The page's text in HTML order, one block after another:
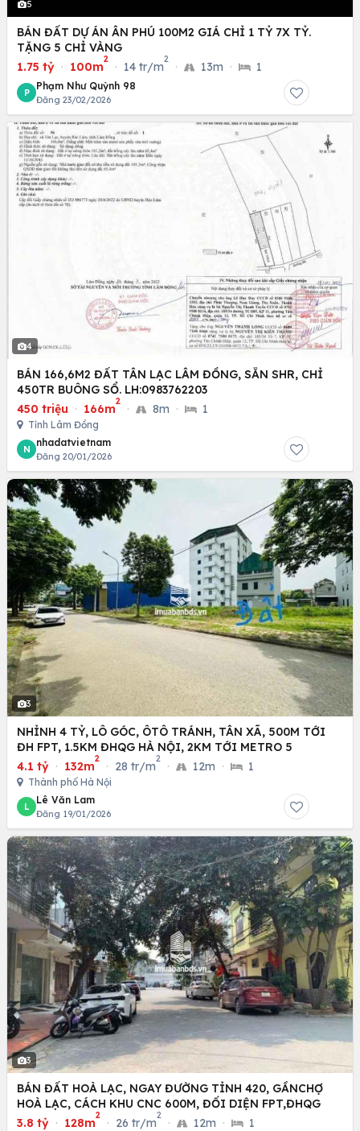
5
BÁN ĐẤT DỰ ÁN ÂN PHÚ 100M2 GIÁ CHỈ 1 TỶ 7X TỶ.
TẶNG 5 CHỈ VÀNG
1.75 tỷ · 100m
2
· 14 tr/m
2
· 13m · 1
P
Phạm Như Quỳnh 98
Đăng 23/02/2026
4
BÁN 166,6M2 ĐẤT TÂN LẠC LÂM ĐỒNG, SẴN SHR, CHỈ
450TR BUÔNG SỔ. LH:0983762203
450 triệu · 166m
2
· 8m · 1
Tỉnh Lâm Đồng
N
nhadatvietnam
Đăng 20/01/2026
3
NHỈNH 4 TỶ, LÔ GÓC, ÔTÔ TRÁNH, TÂN XÃ, 500M TỚI
ĐH FPT, 1.5KM ĐHQG HÀ NỘI, 2KM TỚI METRO 5
4.1 tỷ · 132m
2
· 28 tr/m
2
· 12m · 1
Thành phố Hà Nội
L
Lê Văn Lam
Đăng 19/01/2026
3
BÁN ĐẤT HOÀ LẠC, NGAY ĐƯỜNG TỈNH 420, GẦNCHỢ
HOÀ LẠC, CÁCH KHU CNC 600M, ĐỐI DIỆN FPT,ĐHQG
3.8 tỷ · 128m
2
· 26 tr/m
2
· 12m · 1